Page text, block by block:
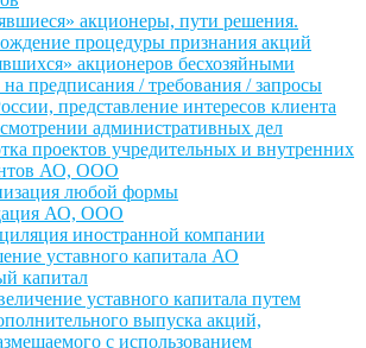
акционеры, пути решения.
процедуры признания акций
акционеров бесхозяйными
предписания / требования / запросы
представление интересов клиента
административных дел
проектов учредительных и внутренних
АО, ООО
любой формы
АО, ООО
иностранной компании
уставного капитала АО
капитал
уставного капитала путем
выпуска акций,
с использованием